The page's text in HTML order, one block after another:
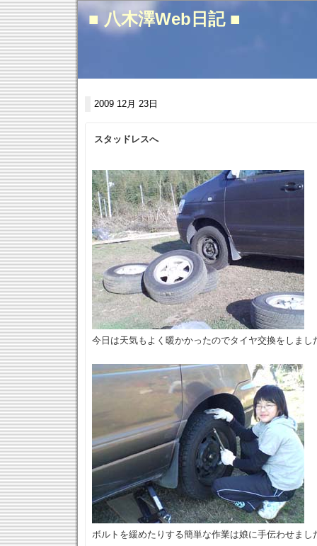
■ 八木澤Web日記 ■
2009 12月 23日
スタッドレスへ
今日は天気もよく暖かかったのでタイヤ交換をしまし
ボルトを緩めたりする簡単な作業は娘に手伝わせまし